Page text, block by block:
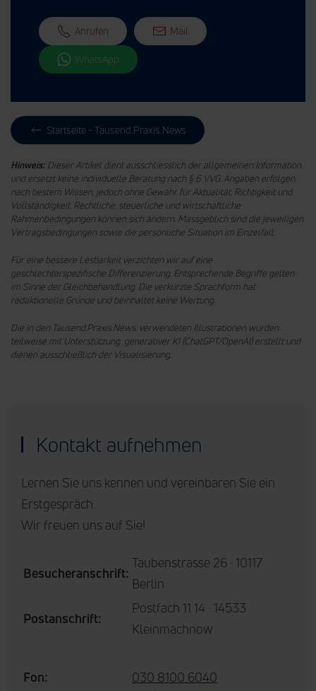
Anrufen Mail
WhatsApp
Startseite - Tausend.Praxis.News
Hinweis: Dieser Artikel dient ausschliesslich der allgemeinen Information
und ersetzt keine individuelle Beratung nach § 6 VVG. Angaben erfolgen
nach bestem Wissen, jedoch ohne Gewähr für Aktualität, Richtigkeit und
Vollständigkeit. Rechtliche, steuerliche und wirtschaftliche
Rahmenbedingungen können sich ändern. Massgeblich sind die jeweiligen
Vertragsbedingungen sowie die persönliche Situation im Einzelfall.
Für eine bessere Lesbarkeit verzichten wir auf eine
geschlechterspezifische Differenzierung. Entsprechende Begriffe gelten
im Sinne der Gleichbehandlung. Die verkürzte Sprachform hat
redaktionelle Gründe und beinhaltet keine Wertung.
Die in den Tausend.Praxis.News. verwendeten Illustrationen wurden
teilweise mit Unterstützung generativer KI (ChatGPT/OpenAI) erstellt und
dienen ausschließlich der Visualisierung.
Kontakt aufnehmen
Lernen Sie uns kennen und vereinbaren Sie ein
Erstgespräch.
Wir freuen uns auf Sie!
Besucheranschrift:
Taubenstrasse 26 · 10117
Berlin
Postanschrift:
Postfach 11 14 · 14533
Kleinmachnow
Fon:
030 8100 6040